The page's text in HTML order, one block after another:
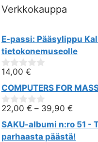
Verkkokauppa
E-passi: Pääsylippu
tietokonemuseolle
0
of
5
14,00 €
COMPUTERS FOR
0
of
5
22,00 € – 39,90 €
SAKU-albumi n:ro 51 -
parhaasta päästä!